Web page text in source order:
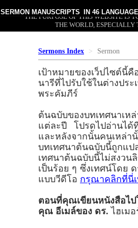
SERMON MANUSCRIPTS IN 46
THE PURPOSE OF THIS WEBSITE IS
THE WORLD, ESPECIALLY
Sermons Index Sermon
เป้าหมายของเว็ปไซต์นี้
นารีที่ไปรับใช้ในต่างปร
พระคัมภีร์
ต้นฉบับของบทเทศนาเห
แต่ละปี โปรดไปอ่านได้
และหลังจากนั้นคนเหล่านั้
บทเทศนาต้นฉบับนี้ถูกแ
เทศนาต้นฉบับนี้ไม่สงว
เป็นร้อย ๆ ซึ่งเทศน์โดย
แบบวีดีโอ กรุณาคลิกที่นี่
ตอนที่คุณเขียนหนังสือไป
คุณ อีเมล์ของ ดร. ไฮเม